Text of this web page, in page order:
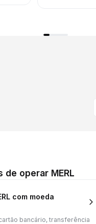
de operar MERL
com moeda
bancário, transferência